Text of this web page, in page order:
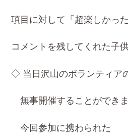
項目に対して「超楽しかっ
コメントを残してくれた子
◇ 当日沢山のボランティア
無事開催することができま
今回参加に携わられた